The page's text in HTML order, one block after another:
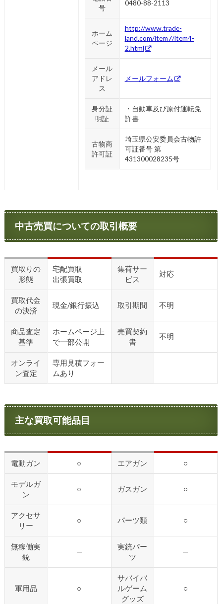
号
0480-88-2113
ホーム
ページ
http://www.trade-
land.com/item7/item4-
2.html
メール
アドレ
ス
メールフォーム
身分証
明証
・自動車及び原付運転免
許書
古物商
許可証
埼玉県公安委員会古物許
可証番号 第
431300028235号
中古売買についての取引概要
買取りの
形態
宅配買取
出張買取
集荷サー
ビス
対応
買取代金
の決済
現金/銀行振込 取引期間 不明
商品査定
基準
ホームページ上
で一部公開
売買契約
書
不明
オンライ
ン査定
専用見積フォー
ムあり
主な買取可能品目
電動ガン ○ エアガン ○
モデルガ
ン
○ ガスガン ○
アクセサ
リー
○ パーツ類 ○
無稼働実
銃
—
実銃パー
ツ
—
軍用品 ○
サバイバ
ルゲーム
グッズ
○